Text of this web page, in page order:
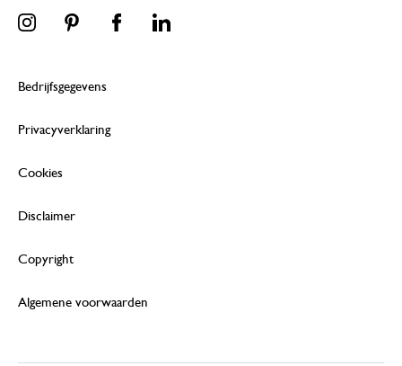
Bedrijfsgegevens
Privacyverklaring
Cookies
Disclaimer
Copyright
Algemene voorwaarden